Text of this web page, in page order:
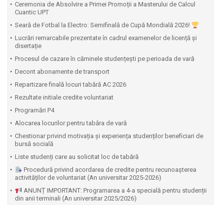
Ceremonia de Absolvire a Primei Promoții a Masterului de Calcul
Cuantic UPT
⁠Seară de Fotbal la Electro: Semifinală de Cupă Mondială 2026!
Lucrări remarcabile prezentate în cadrul examenelor de licență și
disertație
Procesul de cazare în căminele studențești pe perioada de vară
Decont abonamente de transport
Repartizare finală locuri tabără AC 2026
Rezultate initiale credite voluntariat
Programări P4
Alocarea locurilor pentru tabăra de vară
Chestionar privind motivația și experiența studenților beneficiari de
bursă socială
Liste studenți care au solicitat loc de tabără
Procedură privind acordarea de credite pentru recunoașterea
activităților de voluntariat (An universitar 2025-2026)
ANUNȚ IMPORTANT: Programarea a 4-a specială pentru studenții
din anii terminali (An universitar 2025/2026)